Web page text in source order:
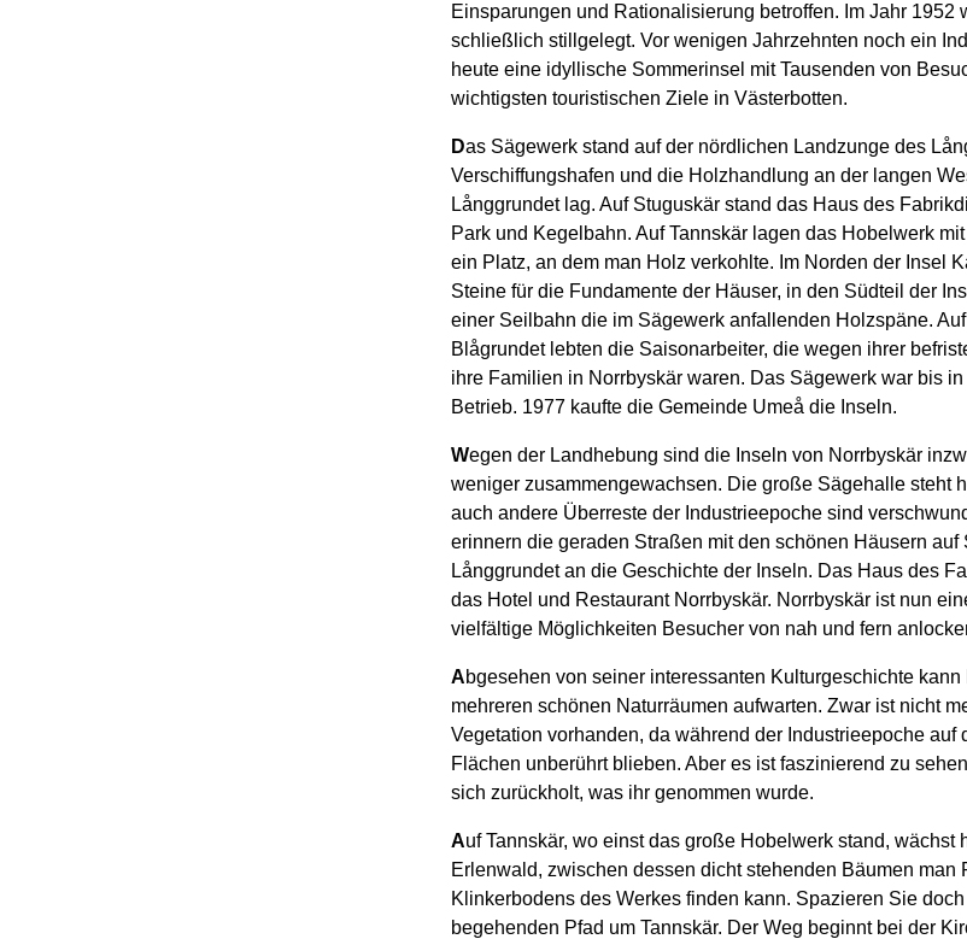
Einsparungen und Rationalisierung betroffen. Im Jahr 1952
schließlich stillgelegt. Vor wenigen Jahrzehnten noch ein
heute eine idyllische Sommerinsel mit Tausenden von
wichtigsten touristischen Ziele in Västerbotten.
Das Sägewerk stand auf der nördlichen Landzunge des
Verschiffungshafen und die Holzhandlung an der langen
Långgrundet lag. Auf Stuguskär stand das Haus des
Park und Kegelbahn. Auf Tannskär lagen das Hobelwerk
ein Platz, an dem man Holz verkohlte. Im Norden der Insel
Steine für die Fundamente der Häuser, in den Südteil der
einer Seilbahn die im Sägewerk anfallenden Holzspäne.
Blågrundet lebten die Saisonarbeiter, die wegen ihrer
ihre Familien in Norrbyskär waren. Das Sägewerk war bis
Betrieb. 1977 kaufte die Gemeinde Umeå die Inseln.
Wegen der Landhebung sind die Inseln von Norrbyskär
weniger zusammengewachsen. Die große Sägehalle steht
auch andere Überreste der Industrieepoche sind
erinnern die geraden Straßen mit den schönen Häusern auf
Långgrundet an die Geschichte der Inseln. Das Haus des
das Hotel und Restaurant Norrbyskär. Norrbyskär ist nun
vielfältige Möglichkeiten Besucher von nah und fern
Abgesehen von seiner interessanten Kulturgeschichte kann
mehreren schönen Naturräumen aufwarten. Zwar ist nicht
Vegetation vorhanden, da während der Industrieepoche auf
Flächen unberührt blieben. Aber es ist faszinierend zu
sich zurückholt, was ihr genommen wurde.
Auf Tannskär, wo einst das große Hobelwerk stand, wächst
Erlenwald, zwischen dessen dicht stehenden Bäumen man
Klinkerbodens des Werkes finden kann. Spazieren Sie
begehenden Pfad um Tannskär. Der Weg beginnt bei der